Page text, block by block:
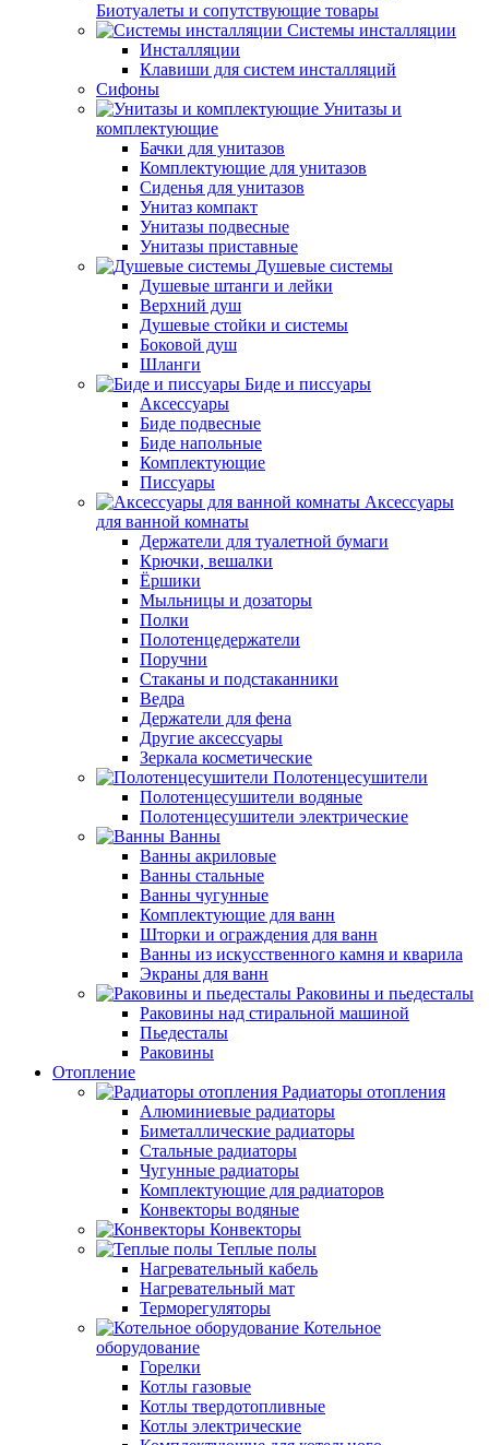
Биотуалеты и сопутствующие товары
Системы инсталляции
Инсталляции
Клавиши для систем инсталляций
Сифоны
Унитазы и
комплектующие
Бачки для унитазов
Комплектующие для унитазов
Сиденья для унитазов
Унитаз компакт
Унитазы подвесные
Унитазы приставные
Душевые системы
Душевые штанги и лейки
Верхний душ
Душевые стойки и системы
Боковой душ
Шланги
Биде и писсуары
Аксессуары
Биде подвесные
Биде напольные
Комплектующие
Писсуары
Аксессуары
для ванной комнаты
Держатели для туалетной бумаги
Крючки, вешалки
Ёршики
Мыльницы и дозаторы
Полки
Полотенцедержатели
Поручни
Стаканы и подстаканники
Ведра
Держатели для фена
Другие аксессуары
Зеркала косметические
Полотенцесушители
Полотенцесушители водяные
Полотенцесушители электрические
Ванны
Ванны акриловые
Ванны стальные
Ванны чугунные
Комплектующие для ванн
Шторки и ограждения для ванн
Ванны из искусственного камня и кварила
Экраны для ванн
Раковины и пьедесталы
Раковины над стиральной машиной
Пьедесталы
Раковины
Отопление
Радиаторы отопления
Алюминиевые радиаторы
Биметаллические радиаторы
Стальные радиаторы
Чугунные радиаторы
Комплектующие для радиаторов
Конвекторы водяные
Конвекторы
Теплые полы
Нагревательный кабель
Нагревательный мат
Терморегуляторы
Котельное
оборудование
Горелки
Котлы газовые
Котлы твердотопливные
Котлы электрические